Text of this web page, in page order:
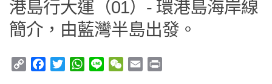
港島行大運（01）- 環港島海岸線
簡介，由藍灣半島出發。
Copy
Facebook
TwitterWhatsApp
Line WeChat
Email